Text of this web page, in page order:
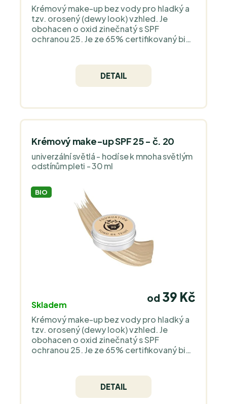
Krémový make-up bez vody pro hladký a
tzv. orosený (dewy look) vzhled. Je
obohacen o oxid zinečnatý s SPF
ochranou 25. Je ze 65% certifikovaný bio
Neobsahuje silikony, plast, zvířecí složky -
jedná se o čistý minerální make-up bez
DETAIL
Krémový make-up SPF 25 - č. 20
univerzální světlá - hodí se k mnoha světlým
odstínům pleti - 30 ml
BIO
Skladem
od 39 Kč
Krémový make-up bez vody pro hladký a
tzv. orosený (dewy look) vzhled. Je
obohacen o oxid zinečnatý s SPF
ochranou 25. Je ze 65% certifikovaný bio
Neobsahuje silikony, plast, zvířecí složky -
jedná se o čistý minerální make-up bez
DETAIL